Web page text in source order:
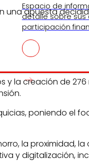
Espacio de
detalle sobre
participación
apuesta
y la creación de
poniendo el
la proximidad,
y digitalización,